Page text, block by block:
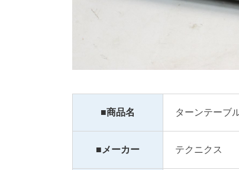
■商品名 ターンテーブ
■メーカー テクニクス